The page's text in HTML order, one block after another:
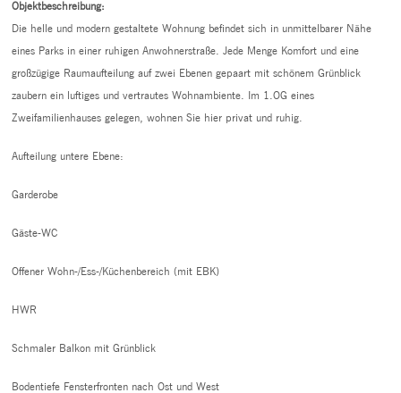
Objektbeschreibung:
Die helle und modern gestaltete Wohnung befindet sich in unmittelbarer Nähe
eines Parks in einer ruhigen Anwohnerstraße. Jede Menge Komfort und eine
großzügige Raumaufteilung auf zwei Ebenen gepaart mit schönem Grünblick
zaubern ein luftiges und vertrautes Wohnambiente. Im 1.OG eines
Zweifamilienhauses gelegen, wohnen Sie hier privat und ruhig.
Aufteilung untere Ebene:
Garderobe
Gäste-WC
Offener Wohn-/Ess-/Küchenbereich (mit EBK)
HWR
Schmaler Balkon mit Grünblick
Bodentiefe Fensterfronten nach Ost und West